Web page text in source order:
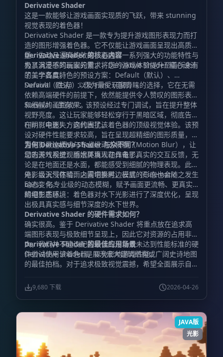
Derivative Shader
这是一款能够让游戏画面实现质的飞跃，带来 stunning
视觉表现的着色器！
Derivative Shader 是一款专为提升游戏图形表现力而打
造的图形增强着色器。它不仅能让游戏画面呈现出高质
量、生动且逼真的效果，更通过一系列强大的功能特性与
极具沉浸感的画面元素，将您的游戏体验提升至前所未有
的美学高度。
Derivative Shader 的核心内容
为了满足不同玩家的需求，Derivative Shader 精心设计
了三个各具特色的预设方案：Default（默认）、
Survival（生存）以及 Film（电影）。
Default（默认）：作为最受玩家青睐的选择，它在无需
依赖高端硬件的前提下，依然能提供令人赞叹的图形表现
和细腻的画面效果。
Survival（生存）：该预设经过专门调试，旨在提升整体
视野亮度。这让玩家能够轻松穿行于黑暗区域，彻底告别
在阴影中迷失方向的困扰。
Film（电影）：这代表了该着色器的顶级视觉体验。该预
设对硬件性能要求较高，旨在呈现超精细的图形质量，内
置电影黑边模式与专业级动态模糊（Motion Blur），让
您的游戏视觉观感媲美真人动作电影。
为何 Derivative Shader 与众不同？
动态天气系统：雨水环境现在具备了真实的交互反馈，无
论是在地面还是水面，都能感受到细腻的物理表现。此
外，当天气在晴雨之间切换时，云层的形态也会随之发生
动态变化。
电影级沉浸体验：内置电影黑边模式（Cinematic
bars）与专业级的动态模糊，赋予画面更流畅、更真实
的电影质感。
精细生态环境：着色器对水下光影进行了深度优化，呈现
出极具真实感与细节深度的水下世界。
Derivative Shader 的硬件需求如何？
确实很高。鉴于 Derivative Shader 将重点放在追求高
端图形表现与极致细节呈现上，因此它对资源的占用非常
大。我们并不建议配置较低的设备或未达到性能标准的硬
件尝试使用该着色器，以免影响游戏性能。
Derivative Shader 的最佳应用场景
Derivative Shader 是展示宏大建筑结构或广阔史诗地图
的最佳拍档。对于追求极致视觉震撼，希望全面展示自己
择。9,680 下载 2026-04-26
JAVA版
光影